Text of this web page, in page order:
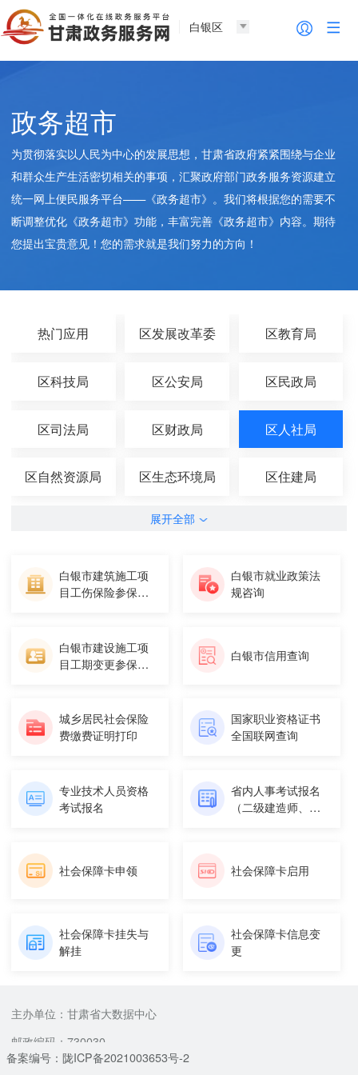
白银区
政务超市
为贯彻落实以人民为中心的发展思想，甘肃省政府紧紧围绕与企业
和群众生产生活密切相关的事项，汇聚政府部门政务服务资源建立
统一网上便民服务平台——《政务超市》。我们将根据您的需要不
断调整优化《政务超市》功能，丰富完善《政务超市》内容。期待
您提出宝贵意见！您的需求就是我们努力的方向！
热门应用 区发展改革委 区教育局
区科技局 区公安局 区民政局
区司法局 区财政局 区人社局
区自然资源局 区生态环境局 区住建局
展开全部
白银市建筑施工项
目工伤保险参保证
白银市就业政策法
规咨询
白银市建设施工项
目工期变更参保证
白银市信用查询
城乡居民社会保险
费缴费证明打印
国家职业资格证书
全国联网查询
专业技术人员资格
考试报名
省内人事考试报名
（二级建造师、基
社会保障卡申领 社会保障卡启用
社会保障卡挂失与
解挂
社会保障卡信息变
更
主办单位：甘肃省大数据中心
邮政编码：730030
备案编号：陇ICP备2021003653号-2